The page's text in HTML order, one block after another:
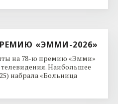
«ЭММИ-2026»
на 78-ю премию «Эмми»
Наибольшее
набрала «Больница